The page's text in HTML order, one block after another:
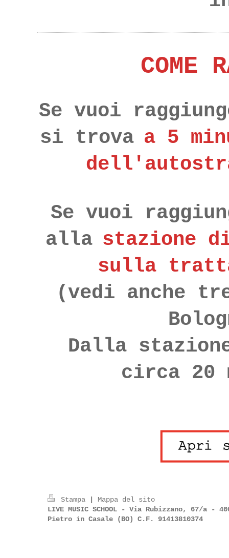
COME
Se vuoi
si trova a 5
Se vuoi
alla stazione
sulla
(vedi anche
Dalla
circa 20
Stampa
Mappa del sito
LIVE MUSIC SCHOOL - Via Rubizzano, 67/a -
Pietro in Casale (BO) C.F. 91413810374